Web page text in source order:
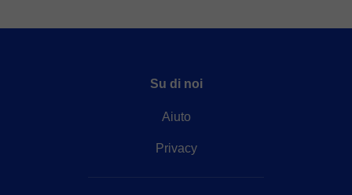
Su di noi
Aiuto
Privacy